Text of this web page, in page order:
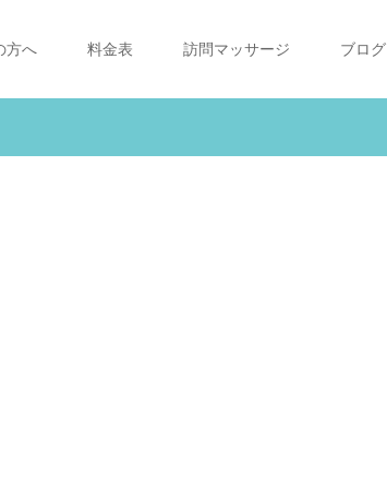
方へ 料金表 訪問マッサージ ブログ